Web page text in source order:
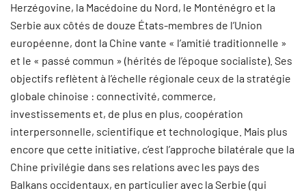
Herzégovine, la Macédoine du Nord, le Monténégro et la
Serbie aux côtés de douze États-membres de l’Union
européenne, dont la Chine vante « l’amitié traditionnelle »
et le « passé commun » (hérités de l’époque socialiste). Ses
objectifs reflètent à l’échelle régionale ceux de la stratégie
globale chinoise : connectivité, commerce,
investissements et, de plus en plus, coopération
interpersonnelle, scientifique et technologique. Mais plus
encore que cette initiative, c’est l’approche bilatérale que la
Chine privilégie dans ses relations avec les pays des
Balkans occidentaux, en particulier avec la Serbie (qui